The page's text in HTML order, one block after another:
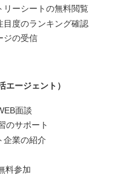
リーシートの無料閲覧
目度のランキング確認
ジの受信
エージェント）
面談
のサポート
企業の紹介
料参加